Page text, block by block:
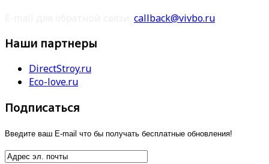
callback@vivbo.ru
Наши партнеры
DirectStroy.ru
Eco-love.ru
Подписаться
Введите ваш E-mail что бы получать бесплатные обновления!